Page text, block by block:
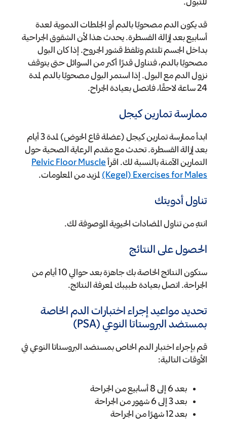
قد يكون الدم مصحوبًا بالدم أو الجلطات الدموية لعدة
أسابيع بعد إزالة القسطرة. يحدث هذا لأن الشقوق الجراحية
بداخل الجسم تلتئم وتلفظ قشور الجروح. إذا كان البول
مصحوبًا بالدم، فتناول قدرًا أكبر من السوائل حتى يتوقف
نزول الدم مع البول. إذا استمر البول مصحوبًا بالدم لمدة
24 ساعة لاحقًا، فاتصل بعيادة الجراح.
ممارسة تمارين كيجل
ابدأ ممارسة تمارين كيجل (عضلة قاع الحوض) لمدة 3 أيام
بعد إزالة القسطرة. تحدث مع مقدم الرعاية الصحية حول
التمارين الآمنة بالنسبة لك. اقرأPelvic Floor Muscle
(Kegel) Exercises for Malesلمزيد من المعلومات.
تناول أدويتك
انتهِ من تناول المضادات الحيوية الموصوفة لك.
الحصول على النتائج
ستكون النتائج الخاصة بك جاهزة بعد حوالي 10 أيام من
الجراحة. اتصل بعيادة طبيبك لمعرفة النتائج.
تحديد مواعيد إجراء اختبارات الدم الخاصة
بمستضد البروستاتا النوعي (PSA)
قم بإجراء اختبار الدم الخاص بمستضد البروستاتا النوعي في
الأوقات التالية:
بعد 6 إلى 8 أسابيع من الجراحة
بعد 3 إلى 6 شهور من الجراحة
بعد 12 شهرًا من الجراحة